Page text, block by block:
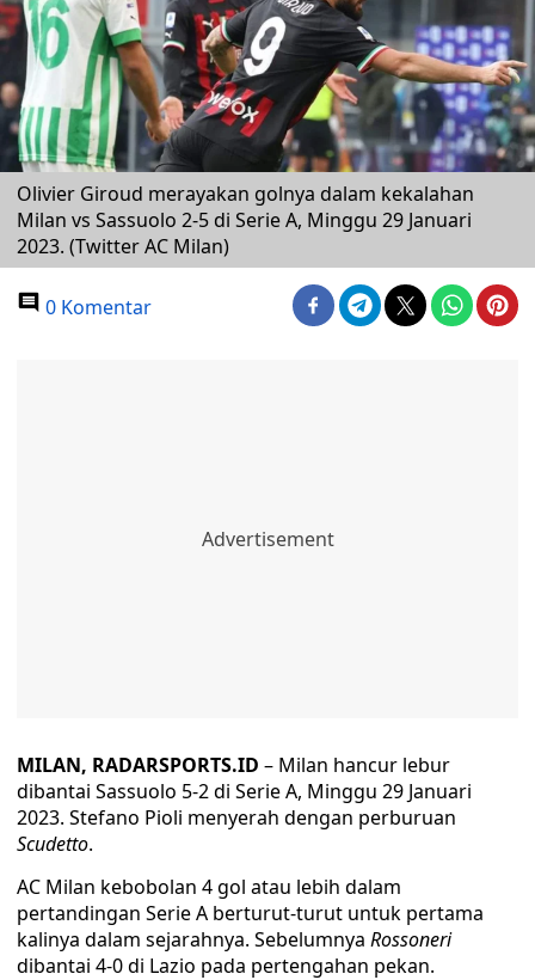
Olivier Giroud merayakan golnya dalam kekalahan
Milan vs Sassuolo 2-5 di Serie A, Minggu 29 Januari
2023. (Twitter AC Milan)
0 Komentar
MILAN, RADARSPORTS.ID – Milan hancur lebur
dibantai Sassuolo 5-2 di Serie A, Minggu 29 Januari
2023. Stefano Pioli menyerah dengan perburuan
Scudetto.
AC Milan kebobolan 4 gol atau lebih dalam
pertandingan Serie A berturut-turut untuk pertama
kalinya dalam sejarahnya. Sebelumnya Rossoneri
dibantai 4-0 di Lazio pada pertengahan pekan.